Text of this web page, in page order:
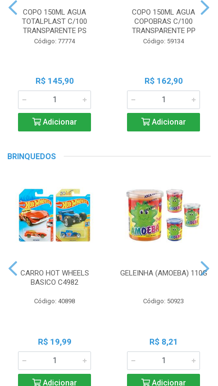
COPO 150ML AGUA
TOTALPLAST C/100
TRANSPARENTE PS
Código: 77774
R$ 145,90
Adicionar
COPO 150ML AGUA
COPOBRAS C/100
TRANSPARENTE PP
Código: 59134
R$ 162,90
Adicionar
BRINQUEDOS
CARRO HOT WHEELS
BASICO C4982
Código: 40898
R$ 19,99
Adicionar
GELEINHA (AMOEBA) 110G
Código: 50923
R$ 8,21
Adicionar